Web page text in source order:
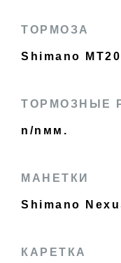
ТОРМОЗА
Shimano
ТОРМОЗНЫЕ
n/nмм.
МАНЕТКИ
Shimano
КАРЕТКА